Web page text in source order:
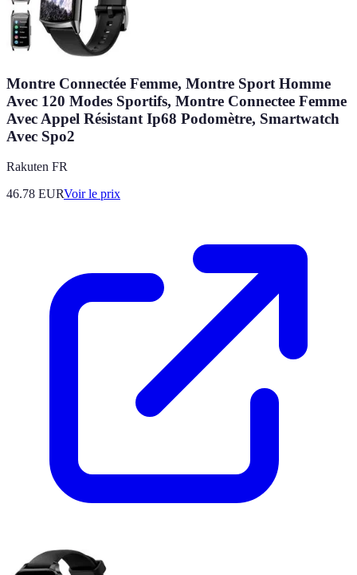
Montre Connectée Femme, Montre Sport Homme
Avec 120 Modes Sportifs, Montre Connectee Femme
Avec Appel Résistant Ip68 Podomètre, Smartwatch
Avec Spo2
Rakuten FR
46.78 EURVoir le prix